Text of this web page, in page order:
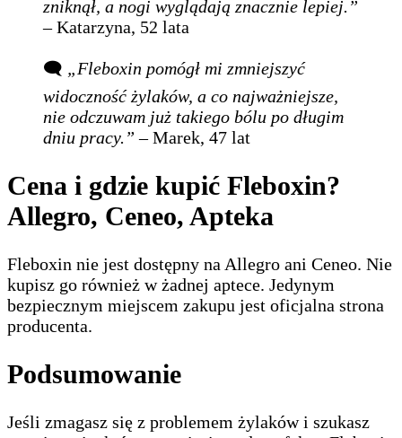
zniknął, a nogi wyglądają znacznie lepiej.”
– Katarzyna, 52 lata
🗨️ „Fleboxin pomógł mi zmniejszyć
widoczność żylaków, a co najważniejsze,
nie odczuwam już takiego bólu po długim
dniu pracy.” – Marek, 47 lat
Cena i gdzie kupić Fleboxin?
Allegro, Ceneo, Apteka
Fleboxin nie jest dostępny na Allegro ani Ceneo. Nie
kupisz go również w żadnej aptece. Jedynym
bezpiecznym miejscem zakupu jest oficjalna strona
producenta.
Podsumowanie
Jeśli zmagasz się z problemem żylaków i szukasz